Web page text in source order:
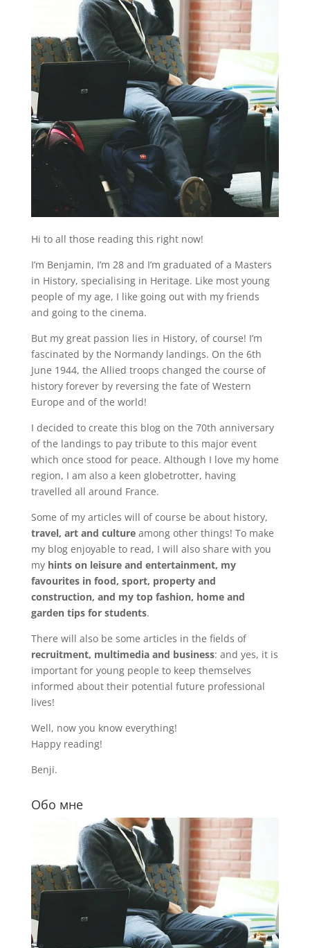
Hi to all those reading this right now!
I’m Benjamin, I’m 28 and I’m graduated of a Masters
in History, specialising in Heritage. Like most young
people of my age, I like going out with my friends
and going to the cinema.
But my great passion lies in History, of course! I’m
fascinated by the Normandy landings. On the 6th
June 1944, the Allied troops changed the course of
history forever by reversing the fate of Western
Europe and of the world!
I decided to create this blog on the 70th anniversary
of the landings to pay tribute to this major event
which once stood for peace. Although I love my home
region, I am also a keen globetrotter, having
travelled all around France.
Some of my articles will of course be about history,
travel, art and cultureamong other things! To make
my blog enjoyable to read, I will also share with you
my hints on leisure and entertainment, my
favourites in food, sport, property and
construction, and my top fashion, home and
garden tips for students.
There will also be some articles in the fields of
recruitment, multimedia and business: and yes, it is
important for young people to keep themselves
informed about their potential future professional
lives!
Well, now you know everything!
Happy reading!
Benji.
Обо мне